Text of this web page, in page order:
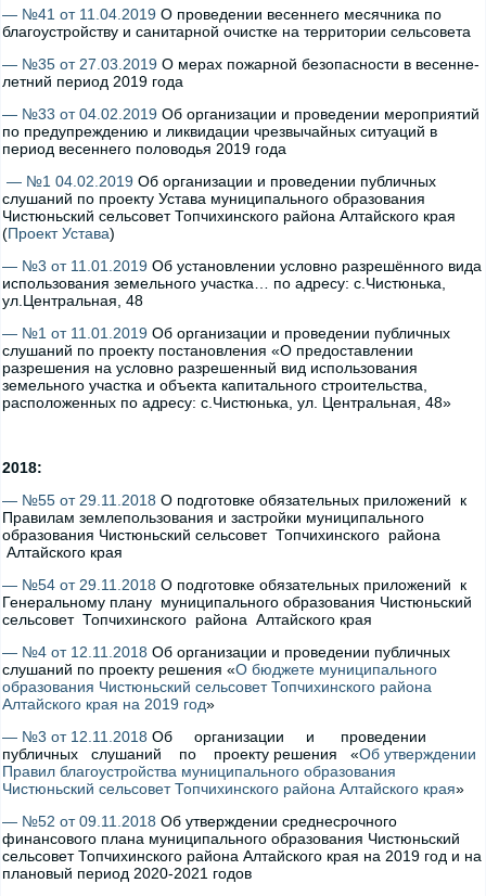
— №41 от 11.04.2019 О проведении весеннего месячника по
благоустройству и санитарной очистке на территории сельсовета
— №35 от 27.03.2019 О мерах пожарной безопасности в весенне-
летний период 2019 года
— №33 от 04.02.2019 Об организации и проведении мероприятий
по предупреждению и ликвидации чрезвычайных ситуаций в
период весеннего половодья 2019 года
— №1 04.02.2019 Об организации и проведении публичных
слушаний по проекту Устава муниципального образования
Чистюньский сельсовет Топчихинского района Алтайского края
(Проект Устава)
— №3 от 11.01.2019 Об установлении условно разрешённого вида
использования земельного участка… по адресу: с.Чистюнька,
ул.Центральная, 48
— №1 от 11.01.2019 Об организации и проведении публичных
слушаний по проекту постановления «О предоставлении
разрешения на условно разрешенный вид использования
земельного участка и объекта капитального строительства,
расположенных по адресу: с.Чистюнька, ул. Центральная, 48»
2018:
— №55 от 29.11.2018 О подготовке обязательных приложений к
Правилам землепользования и застройки муниципального
образования Чистюньский сельсовет Топчихинского района
Алтайского края
— №54 от 29.11.2018 О подготовке обязательных приложений к
Генеральному плану муниципального образования Чистюньский
сельсовет Топчихинского района Алтайского края
— №4 от 12.11.2018 Об организации и проведении публичных
слушаний по проекту решения «О бюджете муниципального
образования Чистюньский сельсовет Топчихинского района
Алтайского края на 2019 год»
— №3 от 12.11.2018 Об организации и проведении
публичных слушаний по проекту решения «Об утверждении
Правил благоустройства муниципального образования
Чистюньский сельсовет Топчихинского района Алтайского края»
— №52 от 09.11.2018 Об утверждении среднесрочного
финансового плана муниципального образования Чистюньский
сельсовет Топчихинского района Алтайского края на 2019 год и на
плановый период 2020-2021 годов